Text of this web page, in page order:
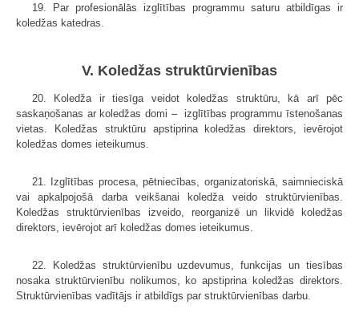
19. Par profesionālās izglītības programmu saturu atbildīgas ir
koledžas katedras.
V. Koledžas struktūrvienības
20. Koledža ir tiesīga veidot koledžas struktūru, kā arī pēc
saskaņošanas ar koledžas domi – izglītības programmu īstenošanas
vietas. Koledžas struktūru apstiprina koledžas direktors, ievērojot
koledžas domes ieteikumus.
21. Izglītības procesa, pētniecības, organizatoriskā, saimnieciskā
vai apkalpojošā darba veikšanai koledža veido struktūrvienības.
Koledžas struktūrvienības izveido, reorganizē un likvidē koledžas
direktors, ievērojot arī koledžas domes ieteikumus.
22. Koledžas struktūrvienību uzdevumus, funkcijas un tiesības
nosaka struktūrvienību nolikumos, ko apstiprina koledžas direktors.
Struktūrvienības vadītājs ir atbildīgs par struktūrvienības darbu.